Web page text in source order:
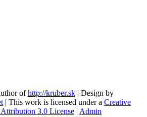
ofhttp://kruber.sk| Design by
| This work is licensed under a Creative
3.0 License | Admin